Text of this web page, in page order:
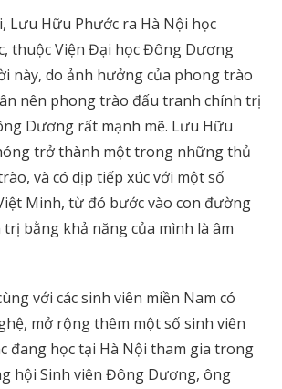
Lưu Hữu Phước ra Hà Nội học
thuộc Viện Đại học Đông Dương
này, do ảnh hưởng của phong trào
nên phong trào đấu tranh chính trị
Dương rất mạnh mẽ. Lưu Hữu
trở thành một trong những thủ
và có dịp tiếp xúc với một số
Minh, từ đó bước vào con đường
bằng khả năng của mình là âm
với các sinh viên miền Nam có
mở rộng thêm một số sinh viên
đang học tại Hà Nội tham gia trong
hội Sinh viên Đông Dương, ông